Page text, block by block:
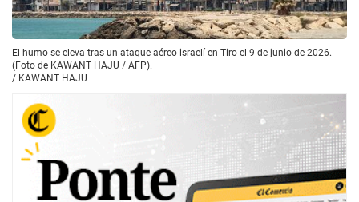
El humo se eleva tras un ataque aéreo israelí en Tiro el 9 de junio de 2026.
(Foto de KAWANT HAJU / AFP).
/ KAWANT HAJU